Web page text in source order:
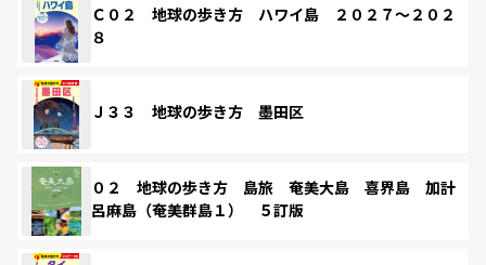
Ｃ０２ 地球の歩き方 ハワイ島 ２０２７～２０２
８
Ｊ３３ 地球の歩き方 墨田区
０２ 地球の歩き方 島旅 奄美大島 喜界島 加計
呂麻島（奄美群島１） ５訂版